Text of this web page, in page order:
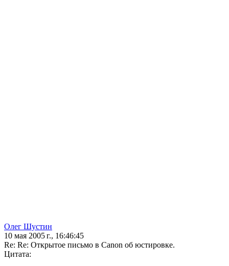
Олег Шустин
10 мая 2005 г., 16:46:45
Re: Re: Открытое письмо в Canon об юстировке.
Цитата: